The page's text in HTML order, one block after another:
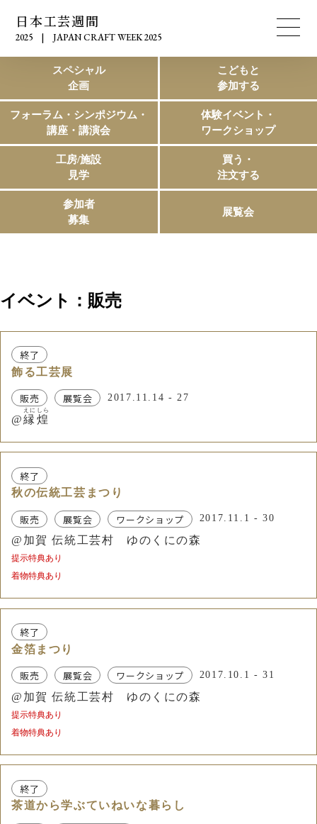
日本工芸週間
2025 | JAPAN CRAFT WEEK 2025
スペシャル
企画
こどもと
参加する
フォーラム・シンポジウム・
講座・講演会
体験イベント・
ワークショップ
工房/施設
見学
買う・
注文する
参加者
募集
展覧会
イベント：販売
終了
飾る工芸展
販売 展覧会 2017.11.14 - 27
@ 縁煌
えにしら
終了
秋の伝統工芸まつり
販売 展覧会 ワークショップ 2017.11.1 - 30
@加賀 伝統工芸村 ゆのくにの森
提示特典あり
着物特典あり
終了
金箔まつり
販売 展覧会 ワークショップ 2017.10.1 - 31
@加賀 伝統工芸村 ゆのくにの森
提示特典あり
着物特典あり
終了
茶道から学ぶていねいな暮らし